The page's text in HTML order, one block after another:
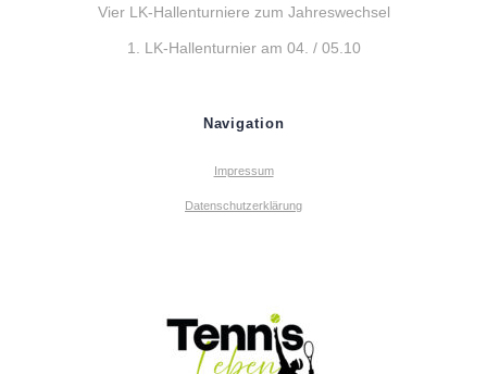
Vier LK-Hallenturniere zum Jahreswechsel
1. LK-Hallenturnier am 04. / 05.10
Navigation
Impressum
Datenschutzerklärung